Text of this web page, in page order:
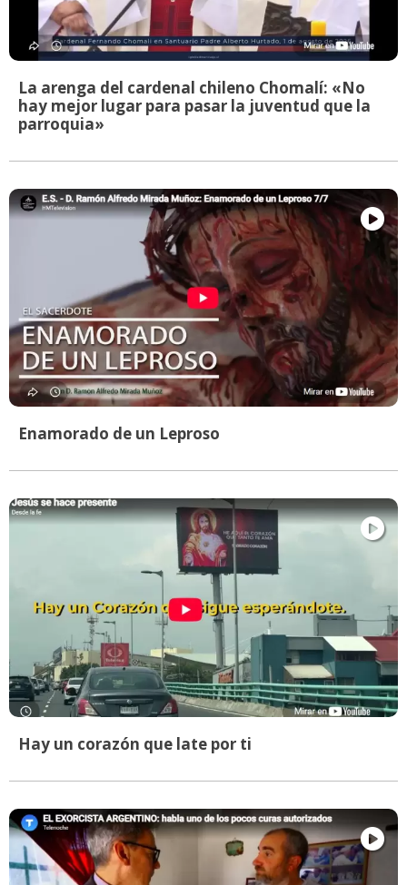
La arenga del cardenal chileno Chomalí: «No
hay mejor lugar para pasar la juventud que la
parroquia»
Enamorado de un Leproso
Hay un corazón que late por ti